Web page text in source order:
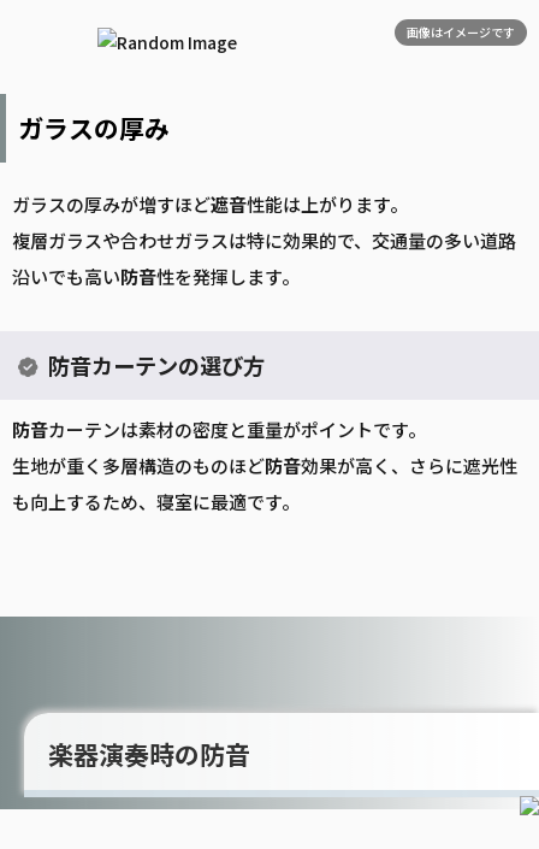
画像はイメージです
ガラスの厚み
ガラスの厚みが増すほど遮音性能は上がります。
複層ガラスや合わせガラスは特に効果的で、交通量の多い道路
沿いでも高い防音性を発揮します。
防音カーテンの選び方
防音カーテンは素材の密度と重量がポイントです。
生地が重く多層構造のものほど防音効果が高く、さらに遮光性
も向上するため、寝室に最適です。
楽器演奏時の防音